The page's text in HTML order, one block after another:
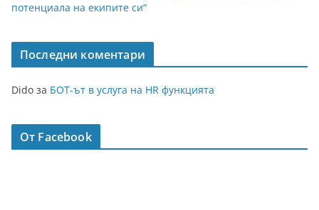
потенциала на екипите си“
Последни коментари
Dido за БОТ-ът в услуга на HR функцията
От Facebook